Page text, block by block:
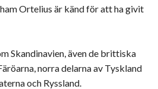
Ortelius är känd för att ha givit
Skandinavien, även de brittiska
norra delarna av Tyskland
och Ryssland.